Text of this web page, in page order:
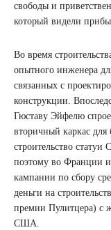
свободы и
который видели
Во время
опытного инженера
связанных с
конструкции.
Гюставу Эйфелю
вторичный каркас для
строительство статуи
поэтому во Франции
кампании по сбору
деньги на
премии Пулитцера) с
США.